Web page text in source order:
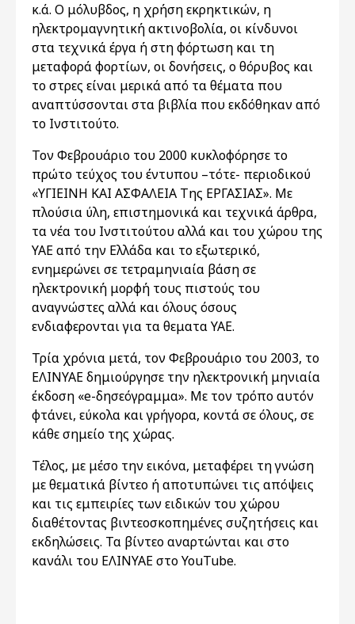
κ.ά. Ο μόλυβδος, η χρήση εκρηκτικών, η
ηλεκτρομαγνητική ακτινοβολία, οι κίνδυνοι
στα τεχνικά έργα ή στη φόρτωση και τη
μεταφορά φορτίων, οι δονήσεις, ο θόρυβος και
το στρες είναι μερικά από τα θέματα που
αναπτύσσονται στα βιβλία που εκδόθηκαν από
το Ινστιτούτο.
Τον Φεβρουάριο του 2000 κυκλοφόρησε το
πρώτο τεύχος του έντυπου –τότε- περιοδικού
«ΥΓΙΕΙΝΗ ΚΑΙ ΑΣΦΑΛΕΙΑ Της ΕΡΓΑΣΙΑΣ». Με
πλούσια ύλη, επιστημονικά και τεχνικά άρθρα,
τα νέα του Ινστιτούτου αλλά και του χώρου της
ΥΑΕ από την Ελλάδα και το εξωτερικό,
ενημερώνει σε τετραμηνιαία βάση σε
ηλεκτρονική μορφή τους πιστούς του
αναγνώστες αλλά και όλους όσους
ενδιαφερονται για τα θεματα ΥΑΕ.
Τρία χρόνια μετά, τον Φεβρουάριο του 2003, το
ΕΛΙΝΥΑΕ δημιούργησε την ηλεκτρονική μηνιαία
έκδοση «e-δησεόγραμμα». Με τον τρόπο αυτόν
φτάνει, εύκολα και γρήγορα, κοντά σε όλους, σε
κάθε σημείο της χώρας.
Τέλος, με μέσο την εικόνα, μεταφέρει τη γνώση
με θεματικά βίντεο ή αποτυπώνει τις απόψεις
και τις εμπειρίες των ειδικών του χώρου
διαθέτοντας βιντεοσκοπημένες συζητήσεις και
εκδηλώσεις. Τα βίντεο αναρτώνται και στο
κανάλι του ΕΛΙΝΥΑΕ στο YouTube.